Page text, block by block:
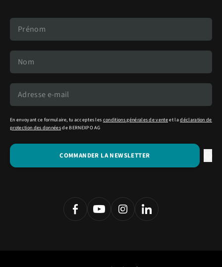
En envoyant ce formulaire, tu acceptes les conditions générales de venteet ladéclaration de
protection des donnéesde BERNEXPO AG